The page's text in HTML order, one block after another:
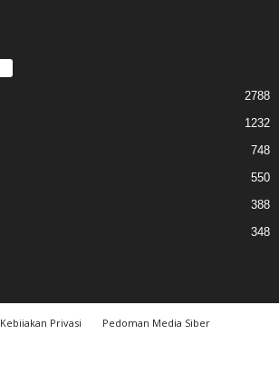
2788
1232
748
550
388
348
Kebijakan Privasi
Pedoman Media Siber